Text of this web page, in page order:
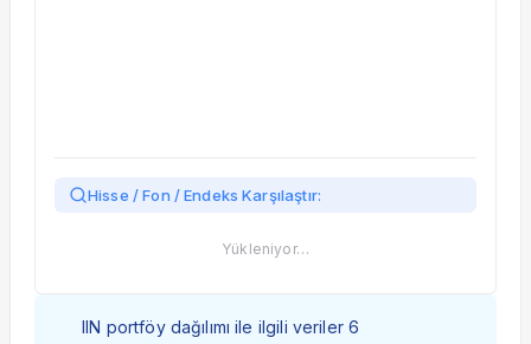
Hisse / Fon / Endeks Karşılaştır:
Yükleniyor…
IIN portföy dağılımı ile ilgili veriler 6